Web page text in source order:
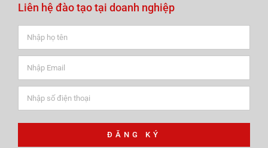
Liên hệ đào tạo tại doanh nghiệp
ĐĂNG KÝ